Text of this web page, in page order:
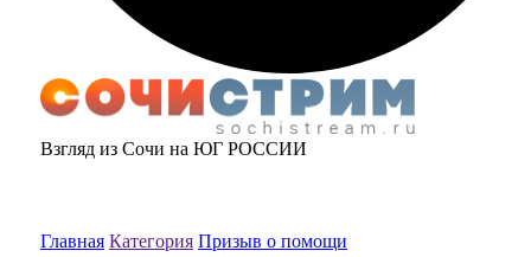
Взгляд из Сочи на ЮГ РОССИИ
Главная Категория Призыв о помощи